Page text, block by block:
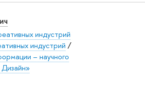
индустрий
индустрий /
– научного